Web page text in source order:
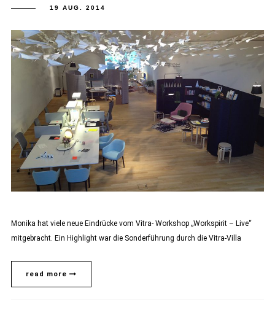
19 AUG. 2014
Monika hat viele neue Eindrücke vom Vitra- Workshop „Workspirit – Live“
mitgebracht. Ein Highlight war die Sonderführung durch die Vitra-Villa
read more